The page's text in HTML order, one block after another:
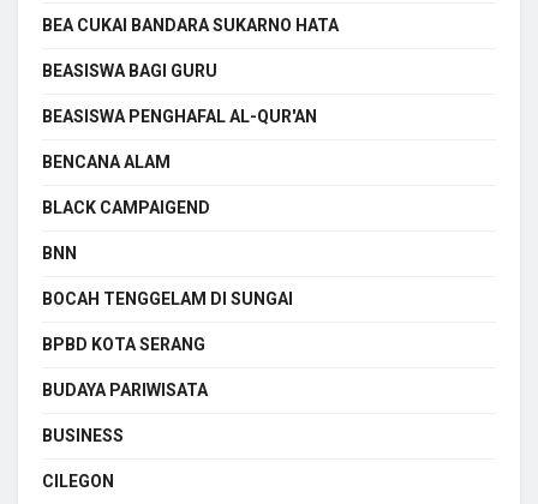
BEA CUKAI BANDARA SUKARNO HATA
BEASISWA BAGI GURU
BEASISWA PENGHAFAL AL-QUR'AN
BENCANA ALAM
BLACK CAMPAIGEND
BNN
BOCAH TENGGELAM DI SUNGAI
BPBD KOTA SERANG
BUDAYA PARIWISATA
BUSINESS
CILEGON